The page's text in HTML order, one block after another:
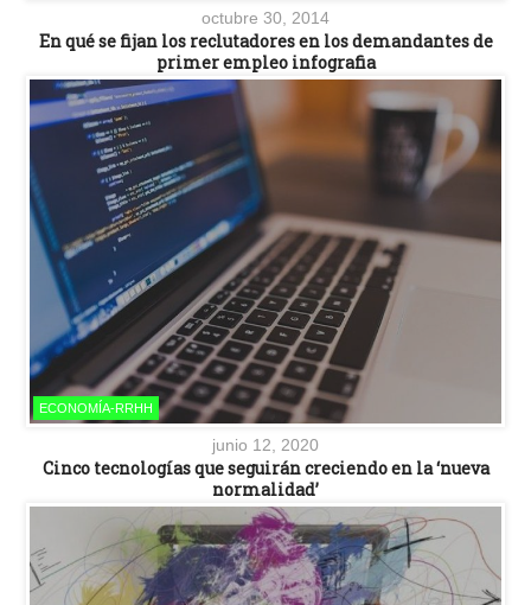
octubre 30, 2014
En qué se fijan los reclutadores en los demandantes de
primer empleo infografia
ECONOMÍA-RRHH
junio 12, 2020
Cinco tecnologías que seguirán creciendo en la ‘nueva
normalidad’